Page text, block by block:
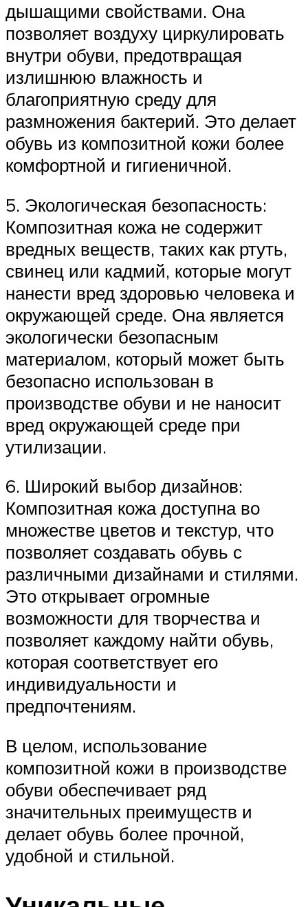
дышащими свойствами. Она
позволяет воздуху циркулировать
внутри обуви, предотвращая
излишнюю влажность и
благоприятную среду для
размножения бактерий. Это делает
обувь из композитной кожи более
комфортной и гигиеничной.
5. Экологическая безопасность:
Композитная кожа не содержит
вредных веществ, таких как ртуть,
свинец или кадмий, которые могут
нанести вред здоровью человека и
окружающей среде. Она является
экологически безопасным
материалом, который может быть
безопасно использован в
производстве обуви и не наносит
вред окружающей среде при
утилизации.
6. Широкий выбор дизайнов:
Композитная кожа доступна во
множестве цветов и текстур, что
позволяет создавать обувь с
различными дизайнами и стилями.
Это открывает огромные
возможности для творчества и
позволяет каждому найти обувь,
которая соответствует его
индивидуальности и
предпочтениям.
В целом, использование
композитной кожи в производстве
обуви обеспечивает ряд
значительных преимуществ и
делает обувь более прочной,
удобной и стильной.